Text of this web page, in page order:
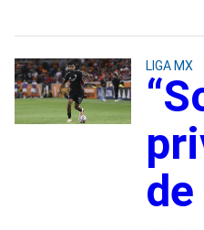
LIGA MX